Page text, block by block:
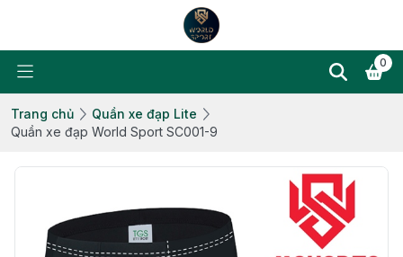
0
Trang chủ
Quần xe đạp Lite
Quần xe đạp World Sport SC001-9